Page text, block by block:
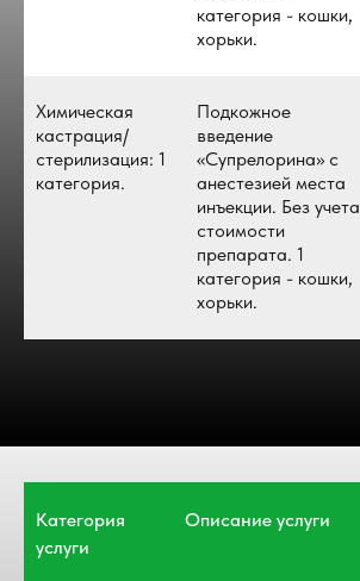
категория - кошки,
хорьки.
Химическая
кастрация/
стерилизация: 1
категория.
Подкожное
введение
«Супрелорина» с
анестезией места
инъекции. Без учета
стоимости
препарата. 1
категория - кошки,
хорьки.
Категория
услуги
Описание услуги